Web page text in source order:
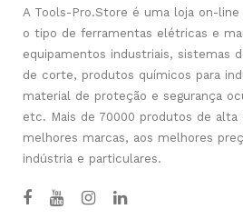
A Tools-Pro.Store é uma loja on-
o tipo de ferramentas elétricas e
equipamentos industriais, sistemas
de corte, produtos químicos para
material de proteção e segurança
etc. Mais de 70000 produtos de alta
melhores marcas, aos melhores
indústria e particulares.